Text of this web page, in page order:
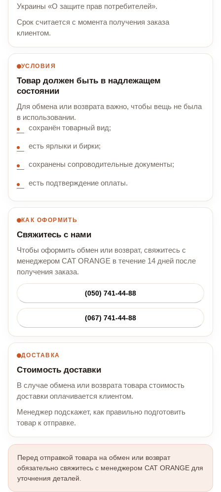
Украины «О защите прав потребителей».
Срок считается с момента получения заказа
клиентом.
УСЛОВИЯ
Товар должен быть в надлежащем
состоянии
Для обмена или возврата важно, чтобы вещь не была
в использовании.
сохранён товарный вид;
есть ярлыки и бирки;
сохранены сопроводительные документы;
есть подтверждение оплаты.
КАК ОФОРМИТЬ
Свяжитесь с нами
Чтобы оформить обмен или возврат, свяжитесь с
менеджером CAT ORANGE в течение 14 дней после
получения заказа.
(050) 741-44-88
(067) 741-44-88
ДОСТАВКА
Стоимость доставки
В случае обмена или возврата товара стоимость
доставки оплачивается клиентом.
Менеджер подскажет, как правильно подготовить
товар к отправке.
Перед отправкой товара на обмен или возврат
обязательно свяжитесь с менеджером CAT ORANGE для
уточнения деталей.